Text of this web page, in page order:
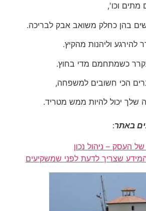
מתים וכו',
בהן כחלק משואב אבק לבריכה.
להירגע וליהנות מהקיץ.
כשמתחמם מדי בחוץ.
הכי חשובים למשפחה,
שלך יכול להיות ממש מטריד.
באתר:
העסק – ניהול נכון
שצריך לדעת לפני שמשקיעים